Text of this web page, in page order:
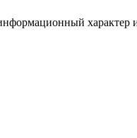
характер